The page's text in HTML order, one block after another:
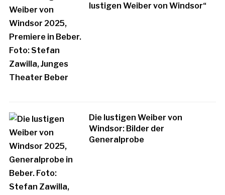
lustigen Weiber von Windsor“
Die lustigen Weiber von
Windsor: Bilder der
Generalprobe